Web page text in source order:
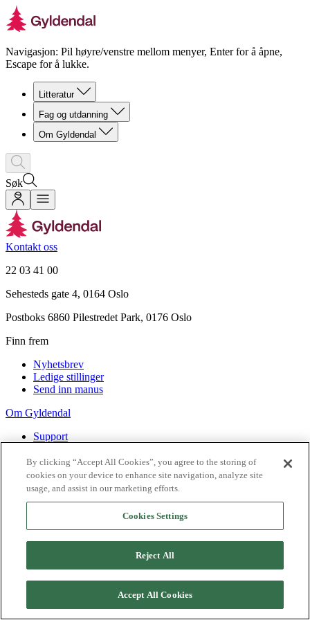
Navigasjon: Pil høyre/venstre mellom menyer, Enter for å åpne,
Escape for å lukke.
Litteratur
Fag og utdanning
Om Gyldendal
Søk
Kontakt oss
22 03 41 00
Sehesteds gate 4, 0164 Oslo
Postboks 6860 Pilestredet Park, 0176 Oslo
Finn frem
Nyhetsbrev
Ledige stillinger
Send inn manus
Om Gyldendal
Support
Agency
2026Gyldendal
Personvernerklæringer
Informasjonskapsler
By clicking “Accept All Cookies”, you agree to the storing of
cookies on your device to enhance site navigation, analyze site
usage, and assist in our marketing efforts.
Cookies Settings
Reject All
Accept All Cookies